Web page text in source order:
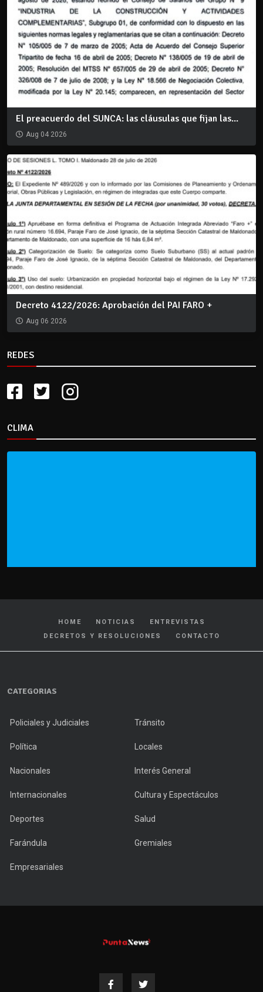
El preacuerdo del SUNCA: las cláusulas que fijan las...
Aug 04 2026
Decreto 4122/2026: Aprobación del PAI FARO +
Aug 06 2026
REDES
CLIMA
HOME NOTICIAS
ENTREVISTAS
DECRETOS Y RESOLUCIONES
CONTACTO
CATEGORIAS
Policiales y Judiciales Tránsito
Política Locales
Nacionales Interés General
Internacionales Cultura y Espectáculos
Deportes Salud
Farándula Gremiales
Empresariales